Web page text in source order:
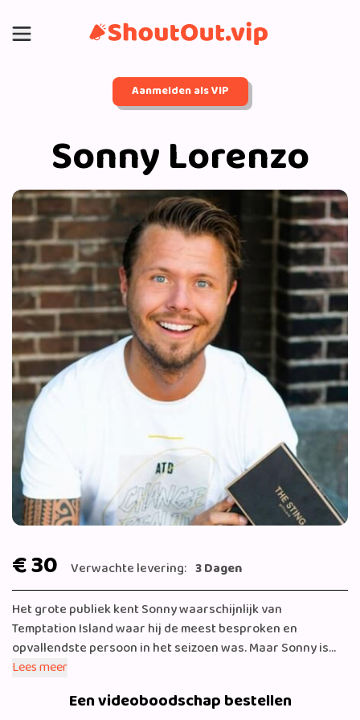
Aanmelden als VIP
Sonny Lorenzo
€ 30 Verwachte levering: 3 Dagen
Het grote publiek kent Sonny waarschijnlijk van
Temptation Island waar hij de meest besproken en
opvallendste persoon in het seizoen was. Maar Sonny is
zoveel meer dan dat. Met zijn 27 jaar heeft hij al het 1 en
Lees meer
Een videoboodschap bestellen